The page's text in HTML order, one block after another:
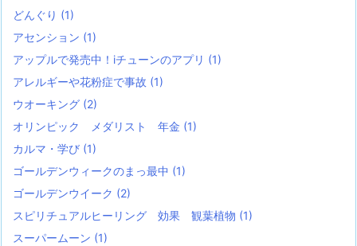
どんぐり (1)
アセンション (1)
アップルで発売中！iチューンのアプリ (1)
アレルギーや花粉症で事故 (1)
ウオーキング (2)
オリンピック メダリスト 年金 (1)
カルマ・学び (1)
ゴールデンウィークのまっ最中 (1)
ゴールデンウイーク (2)
スピリチュアルヒーリング 効果 観葉植物 (1)
スーパームーン (1)